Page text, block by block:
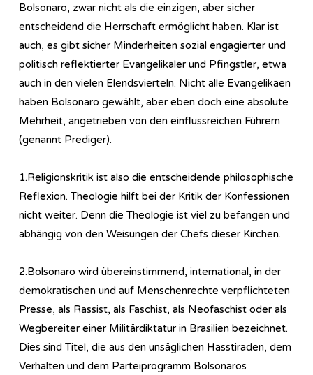
Bolsonaro, zwar nicht als die einzigen, aber sicher
entscheidend die Herrschaft ermöglicht haben. Klar ist
auch, es gibt sicher Minderheiten sozial engagierter und
politisch reflektierter Evangelikaler und Pfingstler, etwa
auch in den vielen Elendsvierteln. Nicht alle Evangelikaen
haben Bolsonaro gewählt, aber eben doch eine absolute
Mehrheit, angetrieben von den einflussreichen Führern
(genannt Prediger).
1.Religionskritik ist also die entscheidende philosophische
Reflexion. Theologie hilft bei der Kritik der Konfessionen
nicht weiter. Denn die Theologie ist viel zu befangen und
abhängig von den Weisungen der Chefs dieser Kirchen.
2.Bolsonaro wird übereinstimmend, international, in der
demokratischen und auf Menschenrechte verpflichteten
Presse, als Rassist, als Faschist, als Neofaschist oder als
Wegbereiter einer Militärdiktatur in Brasilien bezeichnet.
Dies sind Titel, die aus den unsäglichen Hasstiraden, dem
Verhalten und dem Parteiprogramm Bolsonaros